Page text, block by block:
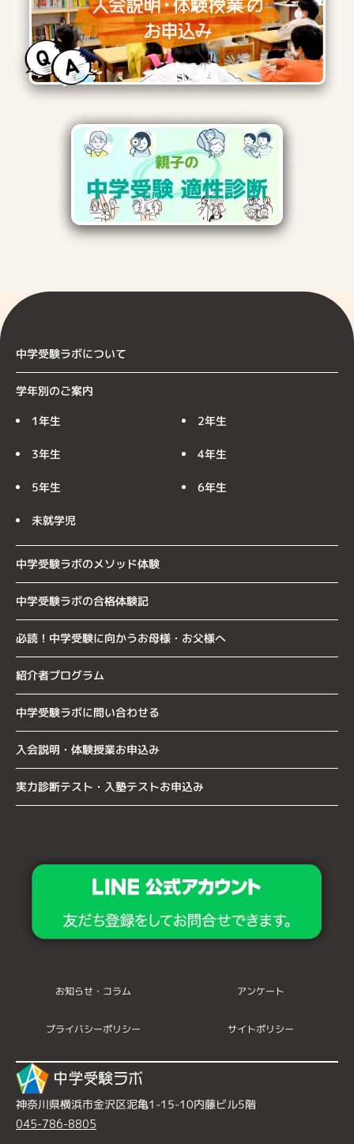
中学受験ラボについて
学年別のご案内
1年生 2年生
3年生 4年生
5年生 6年生
未就学児
中学受験ラボのメソッド体験
中学受験ラボの合格体験記
必読！中学受験に向かうお母様・お父様へ
紹介者プログラム
中学受験ラボに問い合わせる
入会説明・体験授業お申込み
実力診断テスト・入塾テストお申込み
神奈川県横浜市金沢区泥亀1-15-10内藤ビル5階
045-786-8805
お知らせ・コラム アンケート
プライバシーポリシー サイトポリシー